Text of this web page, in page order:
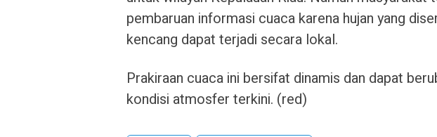
pembaruan informasi cuaca karena hujan yang
kencang dapat terjadi secara lokal.
Prakiraan cuaca ini bersifat dinamis dan dapat
kondisi atmosfer terkini. (red)